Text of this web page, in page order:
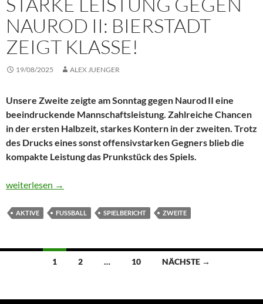
NAUROD II: BIERSTADT
ZEIGT KLASSE!
19/08/2025 ALEX JUENGER
Unsere Zweite zeigte am Sonntag gegen Naurod II eine
beeindruckende Mannschaftsleistung. Zahlreiche Chancen
in der ersten Halbzeit, starkes Kontern in der zweiten. Trotz
des Drucks eines sonst offensivstarken Gegners blieb die
kompakte Leistung das Prunkstück des Spiels.
Starke Leistung gegen Naurod II: Bierstadt zeigt Klasse!
weiterlesen →
AKTIVE FUSSBALL SPIELBERICHT ZWEITE
Beitragsnavigation
1 2 … 10 NÄCHSTE →